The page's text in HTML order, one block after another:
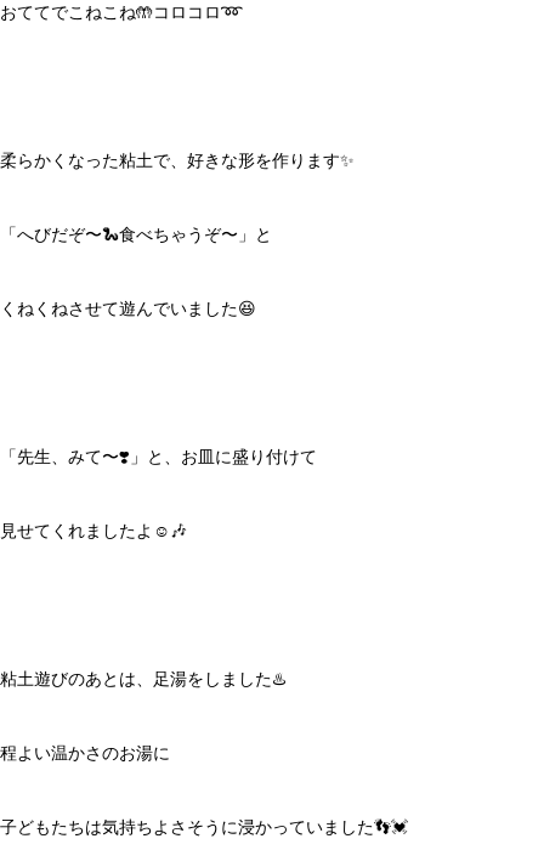
おててでこねこね🤲コロコロ➿
柔らかくなった粘土で、好きな形を作ります✨
「へびだぞ〜🐍食べちゃうぞ〜」と
くねくねさせて遊んでいました😆
「先生、みて〜❣️」と、お皿に盛り付けて
見せてくれましたよ☺️🎶
粘土遊びのあとは、足湯をしました♨️
程よい温かさのお湯に
子どもたちは気持ちよさそうに浸かっていました👣💓